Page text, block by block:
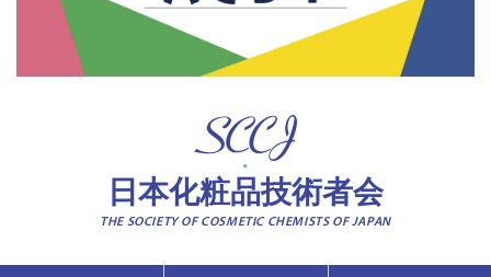
日本化粧品技術者会
THE SOCIETY OF COSMETIC CHEMISTS OF JAPAN